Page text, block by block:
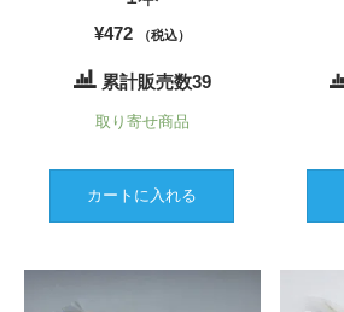
¥472 （税込）
累計販売数39
取り寄せ商品
カートに入れる